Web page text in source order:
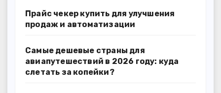
Прайс чекер купить для улучшения
продаж и автоматизации
Самые дешевые страны для
авиапутешествий в 2026 году: куда
слетать за копейки?